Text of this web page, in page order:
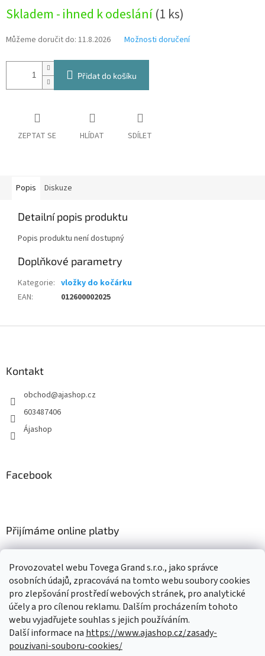
Provozovatel webu Tovega Grand s.r.o., jako správce
osobních údajů, zpracovává na tomto webu soubory cookies
pro zlepšování prostředí webových stránek, pro analytické
účely a pro cílenou reklamu. Dalším procházením tohoto
webu vyjadřujete souhlas s jejich používáním.
Další informace na https://www.ajashop.cz/zasady-
pouzivani-souboru-cookies/
cena:
Skladem - ihned k odeslání(1 ks)
Můžeme doručit do: 11.8.2026 Možnosti doručení
Přidat do košíku
ZEPTAT SE HLÍDAT SDÍLET
Popis Diskuze
Detailní popis produktu
Popis produktu není dostupný
Doplňkové parametry
Kategorie: vložky do kočárku
EAN: 012600002025
Kontakt
obchod@ajashop.cz
603487406
Ájashop
Facebook
Přijímáme online platby
Nákupní košík
0KS /0 KČ